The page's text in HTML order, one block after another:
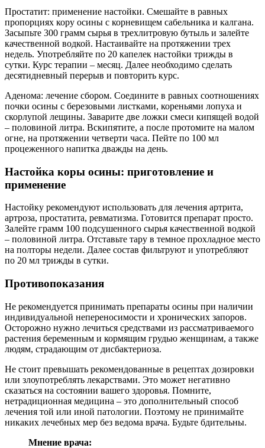
Простатит: применение настойки. Смешайте в равных
пропорциях кору осины с корневищем сабельника и калгана.
Засыпьте 300 грамм сырья в трехлитровую бутыль и залейте
качественной водкой. Настаивайте на протяжении трех
недель. Употребляйте по 20 капелек настойки трижды в
сутки. Курс терапии – месяц. Далее необходимо сделать
десятидневный перерыв и повторить курс.
Аденома: лечение сбором. Соедините в равных соотношениях
почки осины с березовыми листками, кореньями лопуха и
скорлупой лещины. Заварите две ложки смеси кипящей водой
– половиной литра. Вскипятите, а после протомите на малом
огне, на протяжении четверти часа. Пейте по 100 мл
процеженного напитка дважды на день.
Настойка коры осины: приготовление и
применение
Настойку рекомендуют использовать для лечения артрита,
артроза, простатита, ревматизма. Готовится препарат просто.
Залейте грамм 100 подсушенного сырья качественной водкой
– половиной литра. Отставьте тару в темное прохладное место
на полторы недели. Далее состав фильтруют и употребляют
по 20 мл трижды в сутки.
Противопоказания
Не рекомендуется принимать препараты осины при наличии
индивидуальной непереносимости и хронических запоров.
Осторожно нужно лечиться средствами из рассматриваемого
растения беременным и кормящим грудью женщинам, а также
людям, страдающим от дисбактериоза.
Не стоит превышать рекомендованные в рецептах дозировки
или злоупотреблять лекарствами. Это может негативно
сказаться на состоянии вашего здоровья. Помните,
нетрадиционная медицина – это дополнительный способ
лечения той или иной патологии. Поэтому не принимайте
никаких лечебных мер без ведома врача. Будьте бдительны.
Мнение врача: